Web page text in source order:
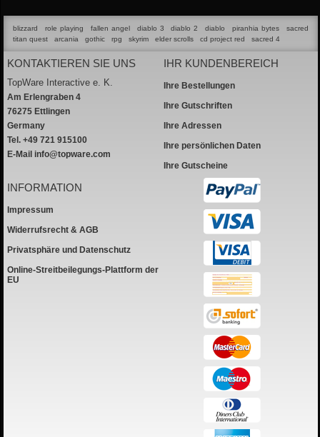
blizzard role playing fallen angel diablo 3 diablo 2 diablo piranhia bytes
sacred
titan quest
arcania gothic rpg skyrim elder scrolls cd project red sacred 4
KONTAKTIEREN SIE UNS
TopWare Interactive e. K.
Am Erlengraben 4
76275 Ettlingen
Germany
Tel. +49 721 915100
E-Mail info@topware.com
IHR KUNDENBEREICH
Ihre Bestellungen
Ihre Gutschriften
Ihre Adressen
Ihre persönlichen Daten
Ihre Gutscheine
INFORMATION
Impressum
Widerrufsrecht & AGB
Privatsphäre und Datenschutz
Online-Streitbeilegungs-Plattform der
EU